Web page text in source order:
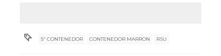
5º CONTENEDOR CONTENEDOR MARRON RSU